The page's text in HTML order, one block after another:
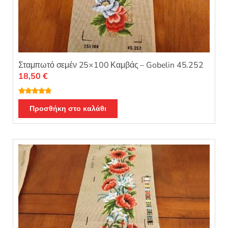
Σταμπωτό σεμέν 25×100 Καμβάς – Gobelin 45.252
Βαθμολογή
θηκε με 5.00
από 5
18,50 €
Προσθήκη στο καλάθι